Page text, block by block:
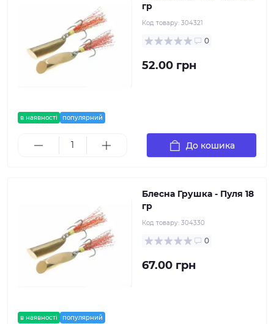
в наявності популярний
гр
Код товару: 304321
0
52.00 грн
До кошика
в наявності популярний
Блесна Грушка - Пуля 18
гр
Код товару: 304330
0
67.00 грн